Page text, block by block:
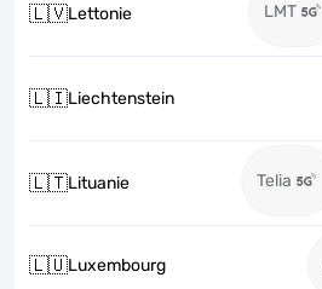
🇱🇻Lettonie LMT
🇱🇮Liechtenstein
🇱🇹Lituanie Telia
🇱🇺Luxembourg